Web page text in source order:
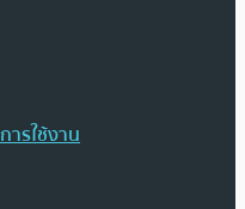
ารใช้งาน